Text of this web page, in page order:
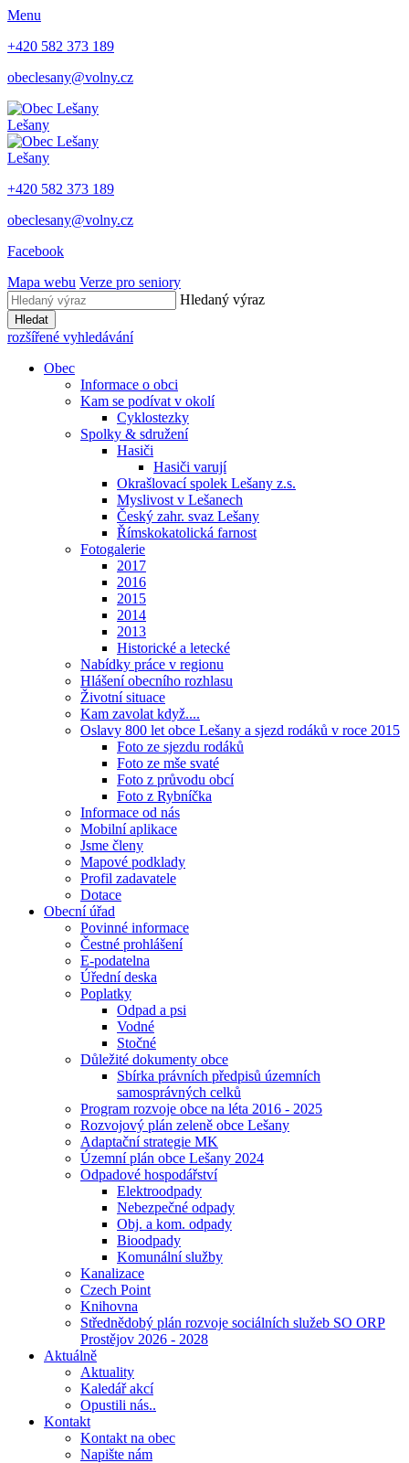
Menu
+420 582 373 189
obeclesany@volny.cz
Lešany
Lešany
+420 582 373 189
obeclesany@volny.cz
Facebook
Mapa webu Verze pro seniory
Hledaný výraz
Hledat
rozšířené vyhledávání
Obec
Informace o obci
Kam se podívat v okolí
Cyklostezky
Spolky & sdružení
Hasiči
Hasiči varují
Okrašlovací spolek Lešany z.s.
Myslivost v Lešanech
Český zahr. svaz Lešany
Římskokatolická farnost
Fotogalerie
2017
2016
2015
2014
2013
Historické a letecké
Nabídky práce v regionu
Hlášení obecního rozhlasu
Životní situace
Kam zavolat když....
Oslavy 800 let obce Lešany a sjezd rodáků v roce 2015
Foto ze sjezdu rodáků
Foto ze mše svaté
Foto z průvodu obcí
Foto z Rybníčka
Informace od nás
Mobilní aplikace
Jsme členy
Mapové podklady
Profil zadavatele
Dotace
Obecní úřad
Povinné informace
Čestné prohlášení
E-podatelna
Úřední deska
Poplatky
Odpad a psi
Vodné
Stočné
Důležité dokumenty obce
Sbírka právních předpisů územních
samosprávných celků
Program rozvoje obce na léta 2016 - 2025
Rozvojový plán zeleně obce Lešany
Adaptační strategie MK
Územní plán obce Lešany 2024
Odpadové hospodářství
Elektroodpady
Nebezpečné odpady
Obj. a kom. odpady
Bioodpady
Komunální služby
Kanalizace
Czech Point
Knihovna
Střednědobý plán rozvoje sociálních služeb SO ORP
Prostějov 2026 - 2028
Aktuálně
Aktuality
Kaledář akcí
Opustili nás..
Kontakt
Kontakt na obec
Napište nám